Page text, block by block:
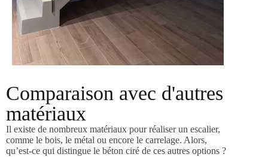
Comparaison avec d'autres
matériaux
Il existe de nombreux matériaux pour réaliser un escalier,
comme le bois, le métal ou encore le carrelage. Alors,
qu’est-ce qui distingue le béton ciré de ces autres options ?